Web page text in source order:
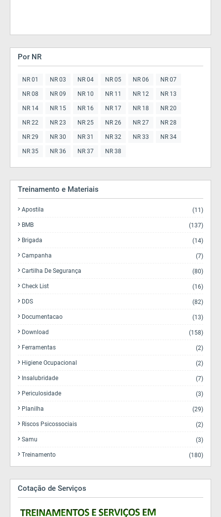
Por NR
NR 01 NR 03 NR 04 NR 05 NR 06 NR 07
NR 08 NR 09 NR 10 NR 11 NR 12 NR 13
NR 14 NR 15 NR 16 NR 17 NR 18 NR 20
NR 22 NR 23 NR 25 NR 26 NR 27 NR 28
NR 29 NR 30 NR 31 NR 32 NR 33 NR 34
NR 35 NR 36 NR 37 NR 38
Treinamento e Materiais
Apostila (11)
BMB (137)
Brigada (14)
Campanha (7)
Cartilha De Segurança (80)
Check List (16)
DDS (82)
Documentacao (13)
Download (158)
Ferramentas (2)
Higiene Ocupacional (2)
Insalubridade (7)
Periculosidade (3)
Planilha (29)
Riscos Psicossociais (2)
Samu (3)
Treinamento (180)
Cotação de Serviços